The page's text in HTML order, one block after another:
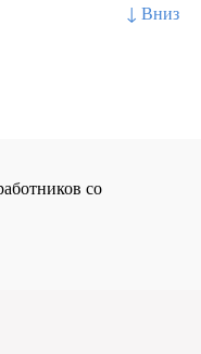
↓ Вниз
со